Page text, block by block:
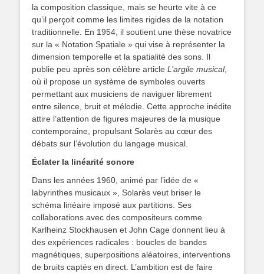
la composition classique, mais se heurte vite à ce
qu’il perçoit comme les limites rigides de la notation
traditionnelle. En 1954, il soutient une thèse novatrice
sur la « Notation Spatiale » qui vise à représenter la
dimension temporelle et la spatialité des sons. Il
publie peu après son célèbre article L’argile musical,
où il propose un système de symboles ouverts
permettant aux musiciens de naviguer librement
entre silence, bruit et mélodie. Cette approche inédite
attire l’attention de figures majeures de la musique
contemporaine, propulsant Solarès au cœur des
débats sur l’évolution du langage musical.
Éclater la linéarité sonore
Dans les années 1960, animé par l’idée de «
labyrinthes musicaux », Solarès veut briser le
schéma linéaire imposé aux partitions. Ses
collaborations avec des compositeurs comme
Karlheinz Stockhausen et John Cage donnent lieu à
des expériences radicales : boucles de bandes
magnétiques, superpositions aléatoires, interventions
de bruits captés en direct. L’ambition est de faire